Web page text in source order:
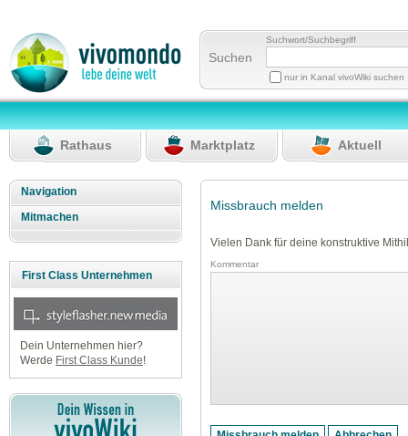
Suchen
Suchwort/Suchbegriff
nur in Kanal vivoWiki suchen
Rathaus Marktplatz Aktuell
Navigation
Mitmachen
First Class Unternehmen
Dein Unternehmen hier?
Werde First Class Kunde!
Missbrauch melden
Vielen Dank für deine konstruktive
Kommentar